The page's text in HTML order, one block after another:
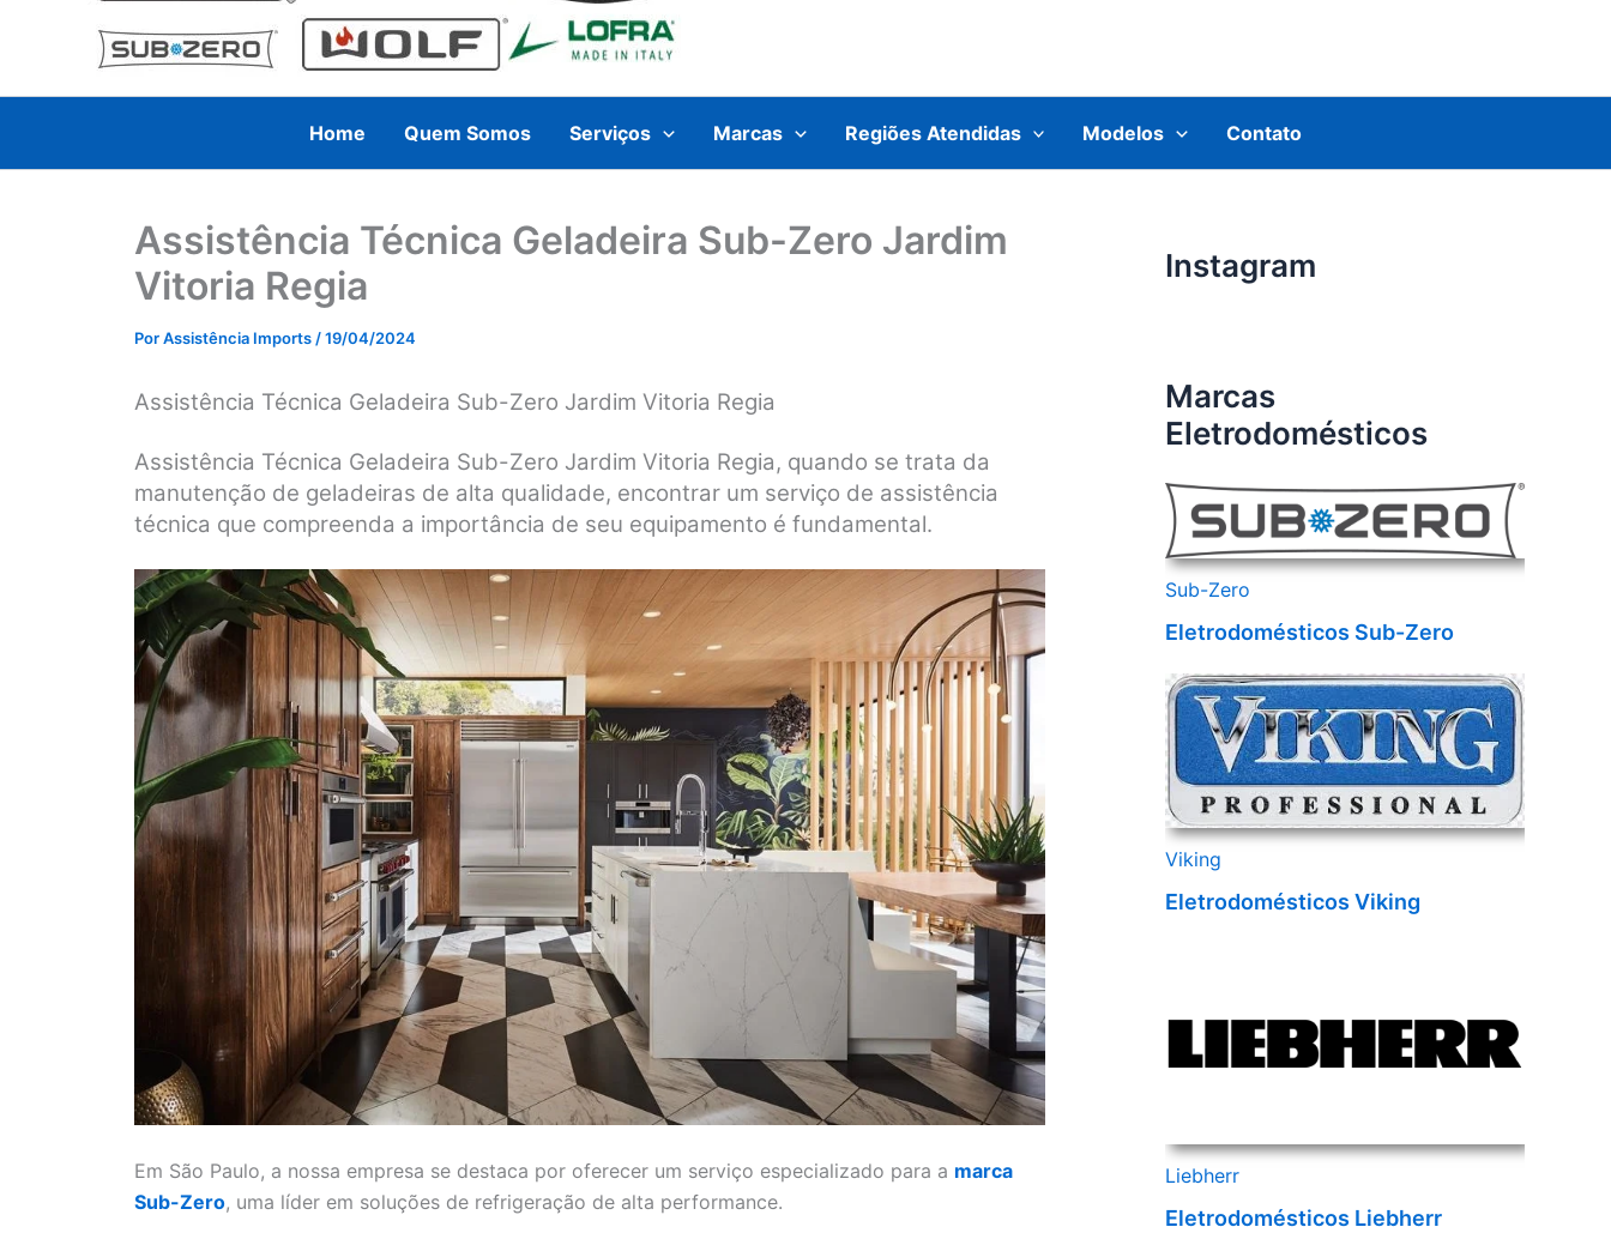
Home Quem Somos Serviços Marcas Regiões Atendidas Modelos Contato
Assistência Técnica Geladeira Sub-Zero Jardim
Vitoria Regia
PorAssistência Imports /19/04/2024
Assistência Técnica Geladeira Sub-Zero Jardim Vitoria Regia
Assistência Técnica Geladeira Sub-Zero Jardim Vitoria Regia, quando se trata da
manutenção de geladeiras de alta qualidade, encontrar um serviço de assistência
técnica que compreenda a importância de seu equipamento é fundamental.
Em São Paulo, a nossa empresa se destaca por oferecer um serviço especializado para a marca
Sub-Zero, uma líder em soluções de refrigeração de alta performance.
Instagram
Marcas
Eletrodomésticos
Sub-Zero
Eletrodomésticos Sub-Zero
Viking
Eletrodomésticos Viking
Liebherr
Eletrodomésticos Liebherr